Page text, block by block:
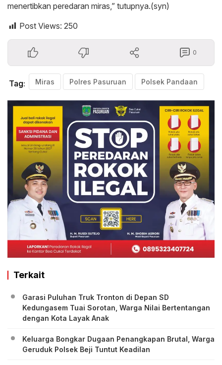
menertibkan peredaran miras,” tutupnya.(syn)
Post Views: 250
0
Tag: Miras Polres Pasuruan Polsek Pandaan
Terkait
Garasi Puluhan Truk Tronton di Depan SD
Kedungasem Tuai Sorotan, Warga Nilai Bertentangan
dengan Kota Layak Anak
Keluarga Bongkar Dugaan Penangkapan Brutal, Warga
Geruduk Polsek Beji Tuntut Keadilan